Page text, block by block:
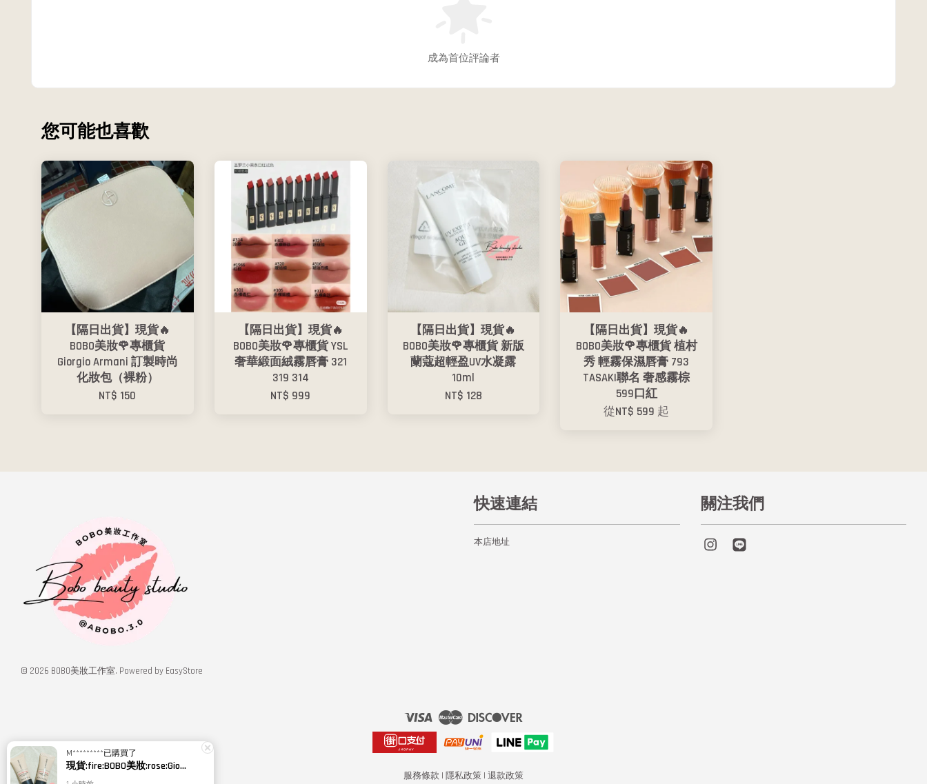
成為首位評論者
您可能也喜歡
【隔日出貨】現貨🔥
BOBO美妝🌹專櫃貨
Giorgio Armani 訂製時尚
化妝包（裸粉）
NT$ 150
【隔日出貨】現貨🔥
BOBO美妝🌹專櫃貨 YSL
奢華緞面絨霧唇膏 321
319 314
NT$ 999
【隔日出貨】現貨🔥
BOBO美妝🌹專櫃貨 新版
蘭蔻超輕盈UV水凝露
10ml
NT$ 128
【隔日出貨】現貨🔥
BOBO美妝🌹專櫃貨 植村
秀 輕霧保濕唇膏 793
TASAKI聯名 奢感霧棕
599口紅
從NT$ 599 起
© 2026 BOBO美妝工作室. Powered by EasyStore
快速連結
本店地址
關注我們
Instagram
Visa Master
服務條款 | 隱私政策 | 退款政策